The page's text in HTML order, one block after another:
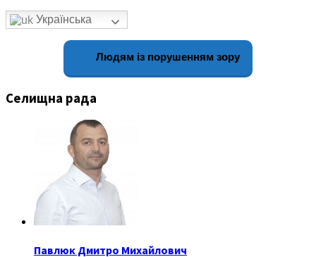
Українська
Людям із порушенням зору
Селищна рада
Павлюк Дмитро Михайлович